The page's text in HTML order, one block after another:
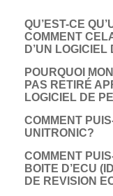
QU’EST-CE
COMMENT
D’UN
POURQUOI
PAS RETIRÉ
LOGICIEL DE
COMMENT
UNITRONIC?
COMMENT
BOITE D’ECU
DE REVISION